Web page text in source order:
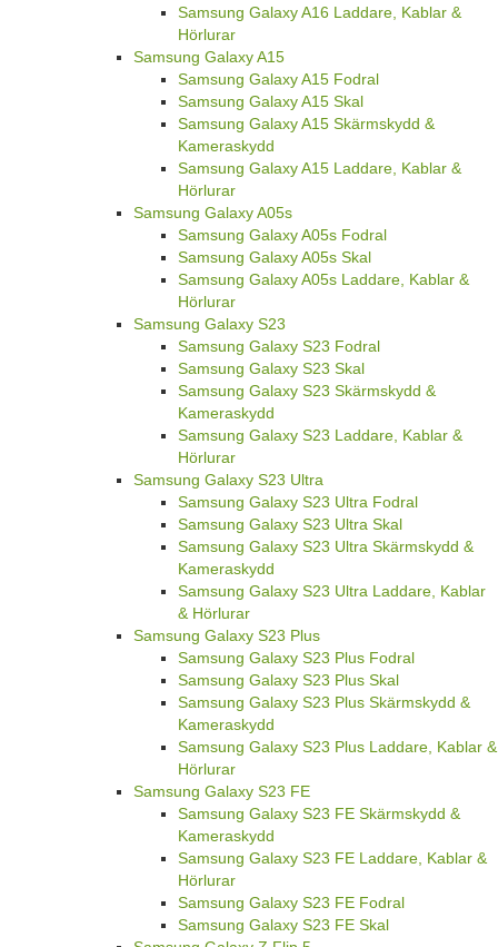
Samsung Galaxy A16 Laddare, Kablar &
Hörlurar
Samsung Galaxy A15
Samsung Galaxy A15 Fodral
Samsung Galaxy A15 Skal
Samsung Galaxy A15 Skärmskydd &
Kameraskydd
Samsung Galaxy A15 Laddare, Kablar &
Hörlurar
Samsung Galaxy A05s
Samsung Galaxy A05s Fodral
Samsung Galaxy A05s Skal
Samsung Galaxy A05s Laddare, Kablar &
Hörlurar
Samsung Galaxy S23
Samsung Galaxy S23 Fodral
Samsung Galaxy S23 Skal
Samsung Galaxy S23 Skärmskydd &
Kameraskydd
Samsung Galaxy S23 Laddare, Kablar &
Hörlurar
Samsung Galaxy S23 Ultra
Samsung Galaxy S23 Ultra Fodral
Samsung Galaxy S23 Ultra Skal
Samsung Galaxy S23 Ultra Skärmskydd &
Kameraskydd
Samsung Galaxy S23 Ultra Laddare, Kablar
& Hörlurar
Samsung Galaxy S23 Plus
Samsung Galaxy S23 Plus Fodral
Samsung Galaxy S23 Plus Skal
Samsung Galaxy S23 Plus Skärmskydd &
Kameraskydd
Samsung Galaxy S23 Plus Laddare, Kablar &
Hörlurar
Samsung Galaxy S23 FE
Samsung Galaxy S23 FE Skärmskydd &
Kameraskydd
Samsung Galaxy S23 FE Laddare, Kablar &
Hörlurar
Samsung Galaxy S23 FE Fodral
Samsung Galaxy S23 FE Skal